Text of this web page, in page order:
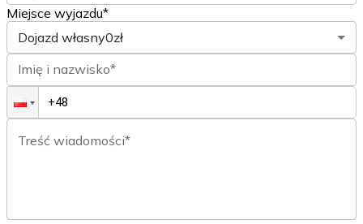
Miejsce wyjazdu*
Dojazd własny0zł
Imię i nazwisko*
Treść wiadomości*